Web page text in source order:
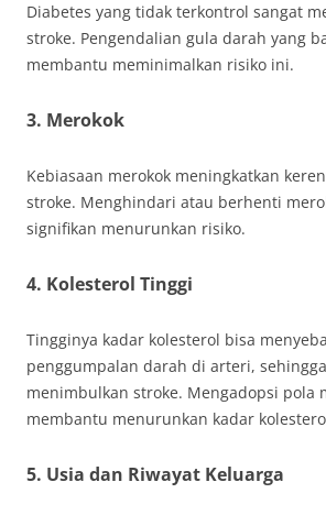
Diabetes yang tidak terkontrol sangat
stroke. Pengendalian gula darah yang
membantu meminimalkan risiko ini.
3. Merokok
Kebiasaan merokok meningkatkan
stroke. Menghindari atau berhenti
signifikan menurunkan risiko.
4. Kolesterol Tinggi
Tingginya kadar kolesterol bisa
penggumpalan darah di arteri,
menimbulkan stroke. Mengadopsi pola
membantu menurunkan kadar
5. Usia dan Riwayat Keluarga